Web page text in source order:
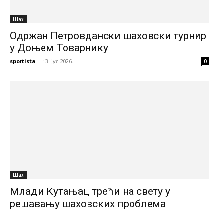
Шах
Одржан Петровдански шаховски турнир
у Доњем Товарнику
sportista - 13. јул 2026. 0
Шах
Млади Кутањац трећи на свету у
решавању шаховских проблема